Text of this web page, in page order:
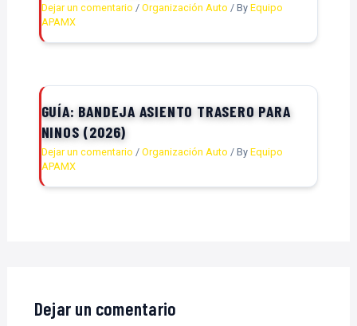
Dejar un comentario / Organización Auto / By Equipo
APAMX
GUÍA: BANDEJA ASIENTO TRASERO PARA
NINOS (2026)
Dejar un comentario / Organización Auto / By Equipo
APAMX
Dejar un comentario